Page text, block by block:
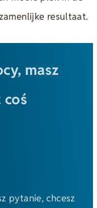
resultaat.
masz
coś
pytanie, chcesz